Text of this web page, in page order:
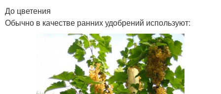
До цветения
Обычно в качестве ранних удобрений используют: